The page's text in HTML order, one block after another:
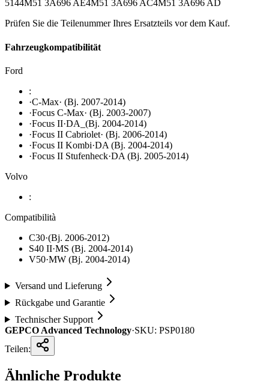
5144M51 3A696 AE4M51 3A696 AC4M51 3A696 AD
Prüfen Sie die Teilenummer Ihres Ersatzteils vor dem Kauf.
Fahrzeugkompatibilität
Ford
:
·C-Max· (Bj. 2007-2014)
·Focus C-Max· (Bj. 2003-2007)
·Focus II·DA_(Bj. 2004-2014)
·Focus II Cabriolet· (Bj. 2006-2014)
·Focus II Kombi·DA (Bj. 2004-2014)
·Focus II Stufenheck·DA (Bj. 2005-2014)
Volvo
:
Compatibilità
C30·(Bj. 2006-2012)
S40 II·MS (Bj. 2004-2014)
V50·MW (Bj. 2004-2014)
Versand und Lieferung
Rückgabe und Garantie
Technischer Support
GEPCO Advanced Technology·SKU: PSP0180
Teilen:
Ähnliche Produkte